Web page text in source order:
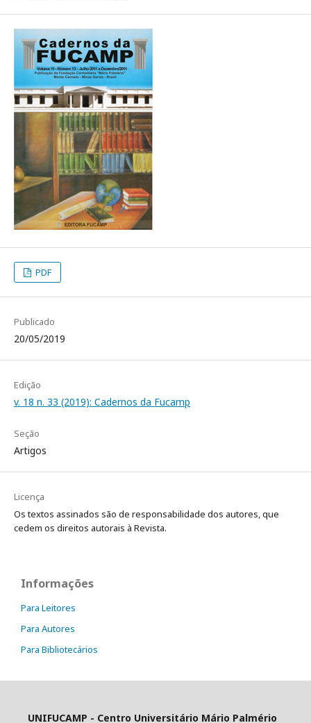
PDF
Publicado
20/05/2019
Edição
v. 18 n. 33 (2019): Cadernos da Fucamp
Seção
Artigos
Licença
Os textos assinados são de responsabilidade dos autores, que
cedem os direitos autorais à Revista.
Informações
Para Leitores
Para Autores
Para Bibliotecários
UNIFUCAMP - Centro Universitário Mário Palmério